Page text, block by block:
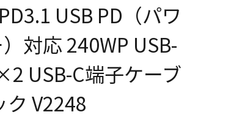
USB PD（パワ
対応 240WP USB-
USB-C端子ケーブ
V2248